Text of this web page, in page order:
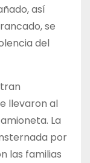
así
se
del
llevaron al
La
por
las familias